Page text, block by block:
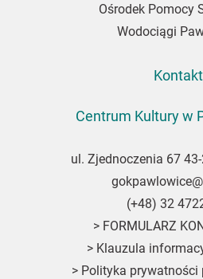
Ośrodek Pomocy
Wodociągi
Kontakt
Centrum Kultury w
ul. Zjednoczenia 67
(+48) 32
> FORMULARZ
> Klauzula
> Polityka prywatności